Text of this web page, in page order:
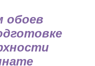
перед